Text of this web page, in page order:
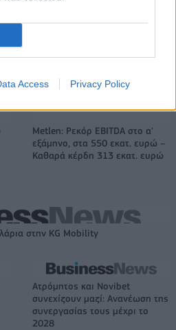
Access Privacy Policy
πληθωρισμός τον Ιούλιο
Metlen: Ρεκόρ EBITDA στο α'
εξάμηνο, στα 550 εκατ. ευρώ –
Καθαρά κέρδη 313 εκατ. ευρώ
στην KG Mobility
Ατρόμητος και Novibet
συνεχίζουν μαζί: Ανανέωση της
συνεργασίας τους μέχρι το
2028